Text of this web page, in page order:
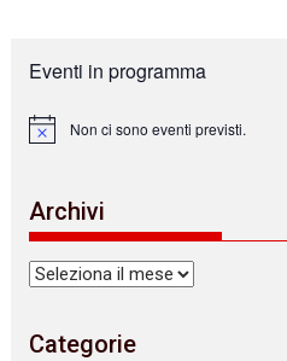
Eventi in programma
N
c
e
Non ci sono eventi previsti.
Archivi
Archivi
Categorie